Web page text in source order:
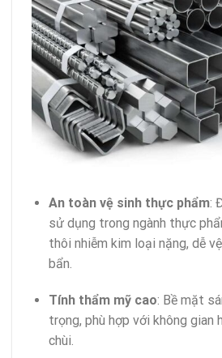
An toàn vệ sinh thực phẩm:
sử dụng trong ngành thực
thôi nhiễm kim loại nặng, dễ
bẩn.
Tính thẩm mỹ cao: Bề mặt
trọng, phù hợp với không gian
chùi.